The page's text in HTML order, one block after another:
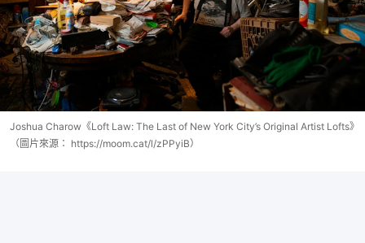
Joshua Charow《Loft Law: The Last of New York City’s Original Artist Lofts》
（圖片來源： https://moom.cat/l/zPPyiB）